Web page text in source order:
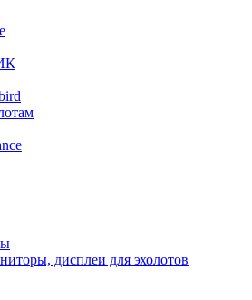
дисплеи для эхолотов